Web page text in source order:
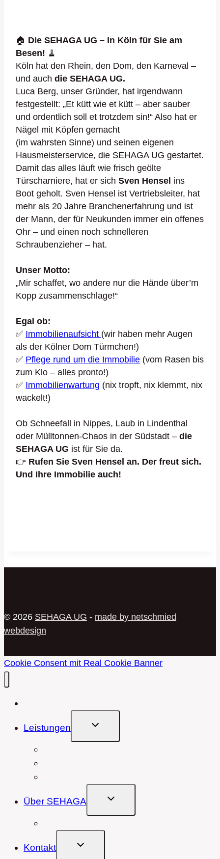
🏠 Die SEHAGA UG – In Köln für Sie am
Besen! 🧹
Köln hat den Rhein, den Dom, den Karneval –
und auch die SEHAGA UG.
Luca Berg, unser Gründer, hat irgendwann
festgestellt: „Et kütt wie et kütt – aber sauber
und ordentlich soll et trotzdem sin!“ Also hat er
Nägel mit Köpfen gemacht
(im wahrsten Sinne) und seinen eigenen
Hausmeisterservice, die SEHAGA UG gestartet.
Damit das alles läuft wie frisch geölte
Türscharniere, hat er sich Sven Hensel ins
Boot geholt. Sven Hensel ist Vertriebsleiter, hat
mehr als 20 Jahre Branchenerfahrung und ist
der Mann, der für Neukunden immer ein offenes
Ohr – und einen noch schnelleren
Schraubenzieher – hat.
Unser Motto:
„Mir schaffet, wo andere nur die Hände über’m
Kopp zusammenschlage!“
Egal ob:
✅ Immobilienaufsicht (wir haben mehr Augen
als der Kölner Dom Türmchen!)
✅ Pflege rund um die Immobilie (vom Rasen bis
zum Klo – alles pronto!)
✅ Immobilienwartung (nix tropft, nix klemmt, nix
wackelt!)
Ob Schneefall in Nippes, Laub in Lindenthal
oder Mülltonnen-Chaos in der Südstadt – die
SEHAGA UG ist für Sie da.
👉 Rufen Sie Sven Hensel an. Der freut sich.
Und Ihre Immobilie auch!
© 2026 SEHAGA UG - made by netschmied
webdesign
Cookie Consent mit Real Cookie Banner
Leistungen
Untermenü
Über SEHAGA
Untermenü
Kontakt
Untermenü